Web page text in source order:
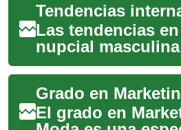
Las tendencias
nupcial
evolucionando
combinando
sartorial con
El grado en